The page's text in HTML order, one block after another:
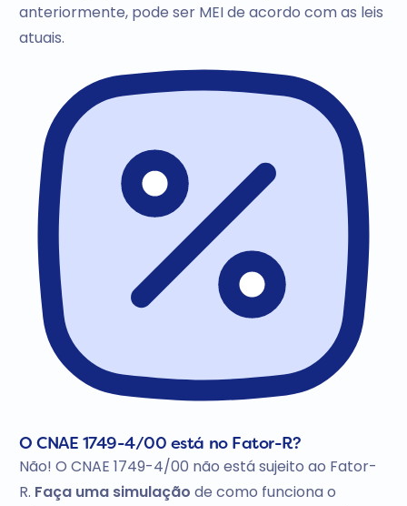
anteriormente, pode ser MEI de acordo com as leis
atuais.
O CNAE 1749-4/00 está no Fator-R?
Não! O CNAE 1749-4/00 não está sujeito ao Fator-
R. Faça uma simulação de como funciona o